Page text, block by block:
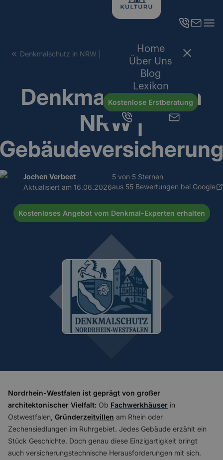
Home
Über Uns
Blog
Lexikon
Kostenlose Erstberatung
Denkmalschutz in NRW | Gebäudeversicherung
Denkmalschutz in
NRW |
Gebäudeversicherung
Jochen Verbeet
Aktualisiert am 16.06.2026
5 von 5 Sternen
aus 55 Bewertungen bei Google
Kostenloses Angebot vom Denkmal-Experten erhalten
Nordrhein-Westfalen ist geprägt von großer
architektonischer Vielfalt: Ob Fachwerkhäuser in
Ostwestfalen, Gründerzeitvillen am Rhein oder
Zechensiedlungen im Ruhrgebiet. Jedes Gebäude erzählt ein
Stück Geschichte. Doch genau diese Einzigartigkeit bringt
auch versicherungstechnische Herausforderungen mit sich.